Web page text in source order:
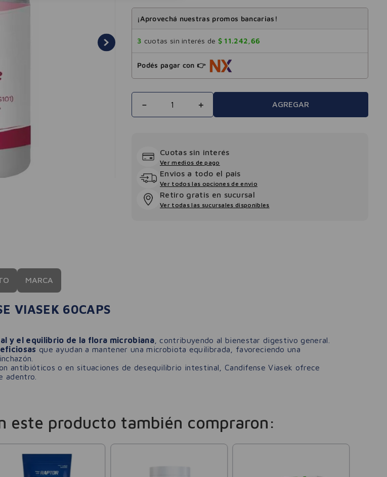
¡Aprovechá nuestras promos bancarias!
3 cuotas sin interés de $ 11.242,66
Podés pagar con 👉
＋
－ AGREGAR
Cuotas sin interés
Ver medios de pago
Envios a todo el pais
Ver todos las opciones de envio
Retiro gratis en sucursal
Ver todas las sucursales disponibles
MARCA
VIASEK 60CAPS
y el equilibrio de la flora microbiana, contribuyendo al bienestar digestivo general.
que ayudan a mantener una microbiota equilibrada, favoreciendo una
antibióticos o en situaciones de desequilibrio intestinal, Candifense Viasek ofrece
adentro.
este producto también compraron: